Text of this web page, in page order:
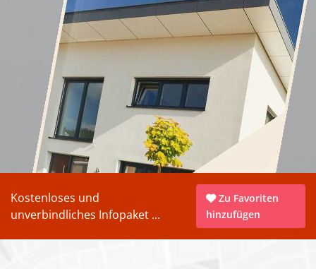
Kostenloses und
unverbindliches Infopaket ...
Zu Favoriten
hinzufügen